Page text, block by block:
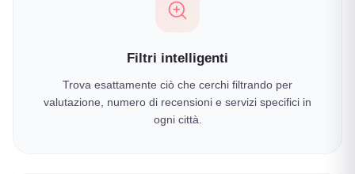
Filtri intelligenti
Trova esattamente ciò che cerchi filtrando per
valutazione, numero di recensioni e servizi specifici in
ogni città.